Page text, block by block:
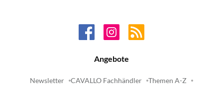
Angebote
Newsletter CAVALLO Fachhändler Themen A-Z